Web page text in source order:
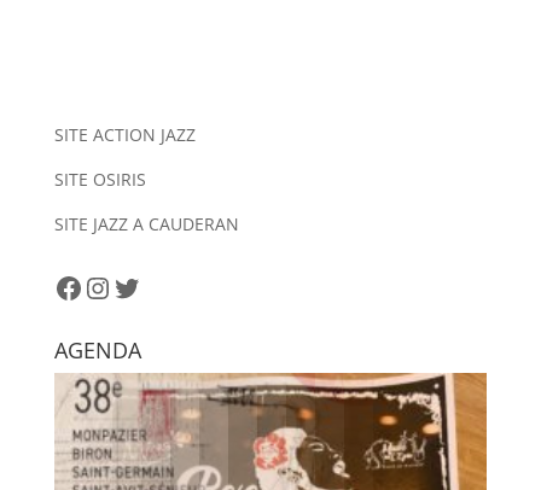
n
t
i
:
SITE ACTION JAZZ
SITE OSIRIS
SITE JAZZ A CAUDERAN
Facebook
Instagram
Twitter
AGENDA